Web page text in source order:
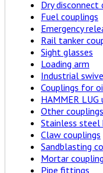
Dry disconnect
Fuel couplings
Emergency
Rail tanker
Sight glasses
Loading arm
Industrial
Couplings for
HAMMER LUG
Other
Stainless steel
Claw couplings
Sandblasting
Mortar
Pipe fittings